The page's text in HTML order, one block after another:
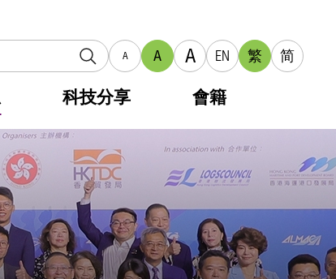
A A A EN 繁 简
科技分享 會籍